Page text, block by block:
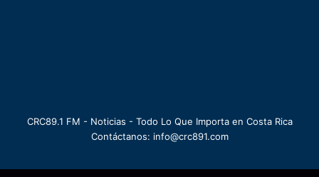
CRC89.1 FM - Noticias - Todo Lo Que Importa en Costa Rica
Contáctanos: info@crc891.com